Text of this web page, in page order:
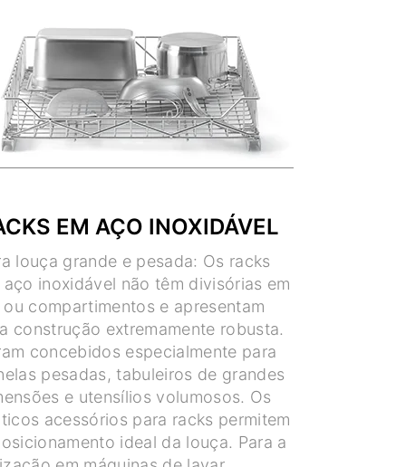
EM AÇO INOXIDÁVEL
louça grande e pesada: Os racks
aço inoxidável não têm divisórias em
compartimentos e apresentam
construção extremamente robusta.
concebidos especialmente para
pesadas, tabuleiros de grandes
e utensílios volumosos. Os
acessórios para racks permitem
ideal da louça. Para a